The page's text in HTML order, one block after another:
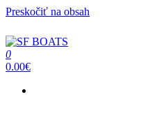
Preskočiť na obsah
SF BOATS
Predaj, oprava, servis člnov a lodí
0
0.00€